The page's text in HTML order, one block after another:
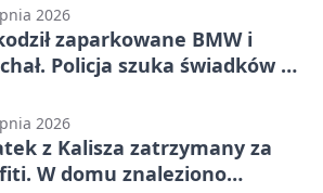
2026
zaparkowane BMW i
Policja szuka świadków w
2026
z Kalisza zatrzymany za
W domu znaleziono